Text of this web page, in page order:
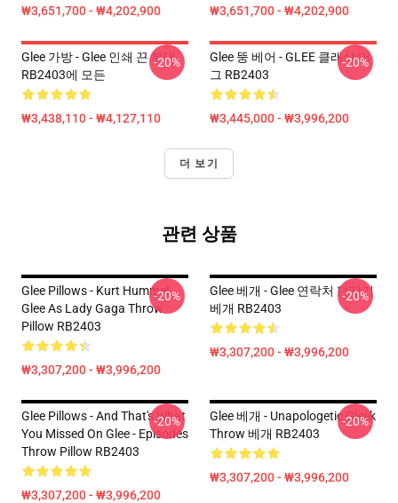
₩3,651,700 - ₩4,202,900 ₩3,651,700 - ₩4,202,900
Glee 가방 - Glee 인쇄 끈 부대
RB2403에 모든
₩3,438,110 - ₩4,127,110
-20%
Glee 뚱 베어 - GLEE 클래식 머
그 RB2403
₩3,445,000 - ₩3,996,200
-20%
더 보기
관련 상품
Glee Pillows - Kurt Hummel
Glee As Lady Gaga Throw
Pillow RB2403
₩3,307,200 - ₩3,996,200
-20%
Glee 베개 - Glee 연락처 던지기
베개 RB2403
₩3,307,200 - ₩3,996,200
-20%
Glee Pillows - And That's What
You Missed On Glee - Episodes
Throw Pillow RB2403
₩3,307,200 - ₩3,996,200
-20%
Glee 베개 - Unapologetic Gleek
Throw 베개 RB2403
₩3,307,200 - ₩3,996,200
-20%